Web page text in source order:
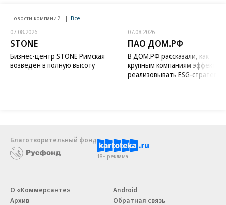
Новости компаний Все
07.08.2026
STONE
Бизнес-центр STONE Римская
возведен в полную высоту
07.08.2026
ПАО ДОМ.РФ
В ДОМ.РФ рассказали, как
крупным компаниям
реализовывать ESG-стратегию
Благотворительный фонд
18+ реклама
О «Коммерсанте»
Архив
Android
Обратная связь